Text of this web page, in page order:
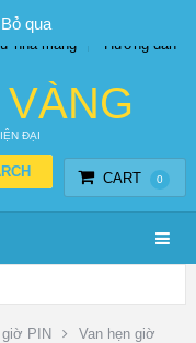
KIT tưới
nhà màng Hướng dẫn
ĐẠI
CART 0
PIN
Van hẹn giờ
Bỏ qua